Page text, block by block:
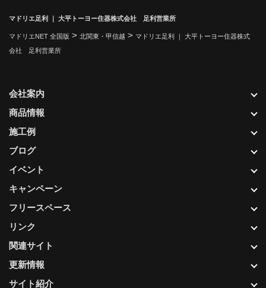
マドリエ足利 ｜ 大平トーヨー住器株式会社 足利営業所
マドリエNET 全国版 > 北関東・甲信越 > マドリエ足利 ｜ 大平トーヨー住器株式
会社 足利営業所
更新情報
サイト紹介
会社案内
商品情報
施工例
ブログ
イベント
キャンペーン
フリースペース
リンク
関連サイト